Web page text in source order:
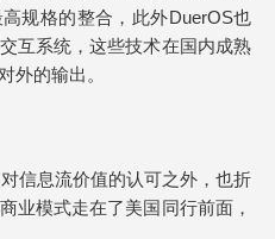
规格的整合，此外DuerOS也
互系统，这些技术在国内成熟
外的输出。
信息流价值的认可之外，也折
业模式走在了美国同行前面，